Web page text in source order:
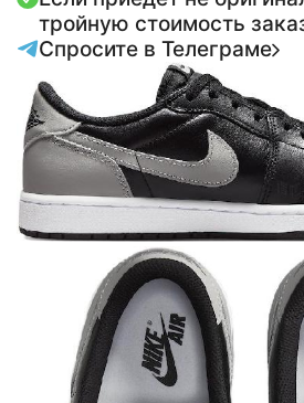
тройную стоимость
Спросите в Телеграме